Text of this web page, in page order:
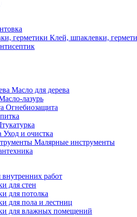
Клей, шпаклевки,
Масло для дерева
лазурь
Огнебиозащита
Уход и очистка
Малярные инструменты
работ
для стен
для потолка
для пола и лестниц
для влажных помещений